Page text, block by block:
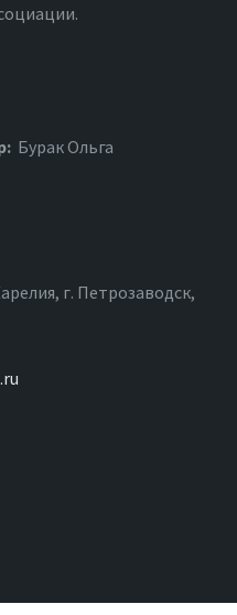
Бурак Ольга
г. Петрозаводск,